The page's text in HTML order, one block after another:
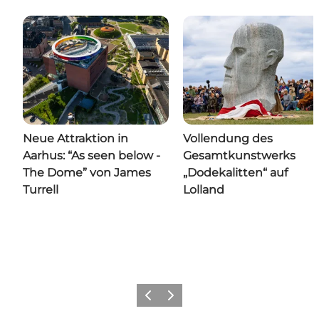
Neue Attraktion in
Aarhus: “As seen below -
The Dome” von James
Turrell
Vollendung des
Gesamtkunstwerks
„Dodekalitten“ auf
Lolland
ZurückWeiter